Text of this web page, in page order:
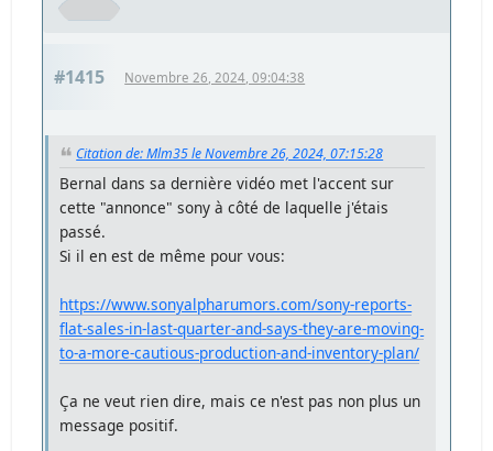
#1415 Novembre 26, 2024, 09:04:38
Citation de: Mlm35 le Novembre 26, 2024, 07:15:28
Bernal dans sa dernière vidéo met l'accent sur
cette "annonce" sony à côté de laquelle j'étais
passé.
Si il en est de même pour vous:
https://www.sonyalpharumors.com/sony-reports-
flat-sales-in-last-quarter-and-says-they-are-moving-
to-a-more-cautious-production-and-inventory-plan/
Ça ne veut rien dire, mais ce n'est pas non plus un
message positif.